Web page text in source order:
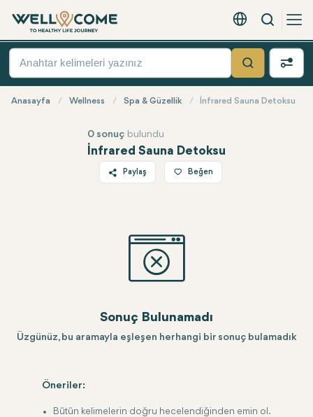
Türkçe - EUR
Arama
Hızlı
Ara
Anasayfa Wellness Spa & Güzellik İnfrared Sauna Detoksu
İnfrared Sauna Detoksu
0 sonuç bulundu
Paylaş
WhatsApp
Beğen
Sonuç Bulunamadı
Üzgünüz, bu aramayla eşleşen herhangi bir sonuç bulamadık
Öneriler:
Bütün kelimelerin doğru hecelendiğinden emin ol.